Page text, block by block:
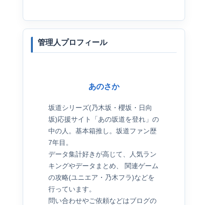
管理人プロフィール
あのさか
坂道シリーズ(乃木坂・櫻坂・日向
坂)応援サイト「あの坂道を登れ」の
中の人。基本箱推し。坂道ファン歴
7年目。
データ集計好きが高じて、人気ラン
キングやデータまとめ、 関連ゲーム
の攻略(ユニエア・乃木フラ)などを
行っています。
問い合わせやご依頼などはブログの